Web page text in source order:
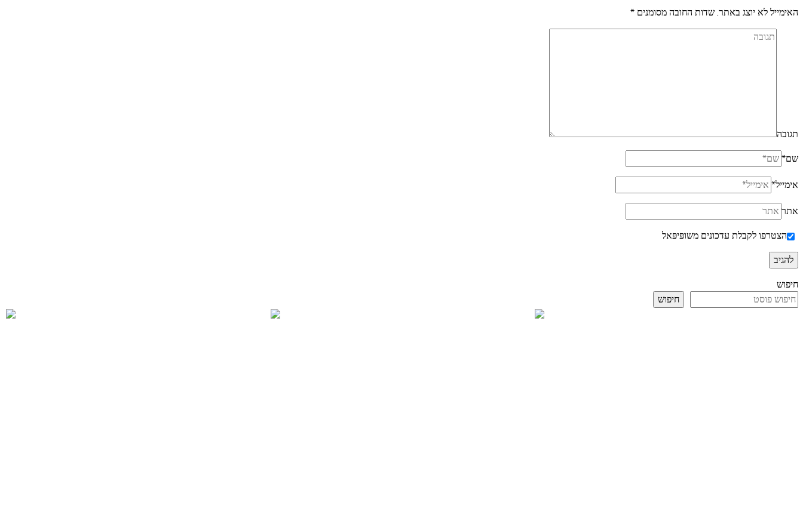
האימייל לא יוצג באתר.שדות החובה מסומנים *
תגובה
שם*
אימייל*
אתר
הצטרפו לקבלת עדכונים משופּיפּאל
חיפוש
חיפוש